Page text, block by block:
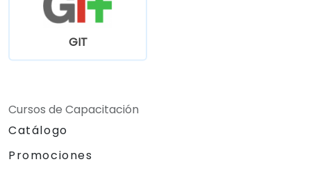
GIT
Cursos de Capacitación
Catálogo
Promociones